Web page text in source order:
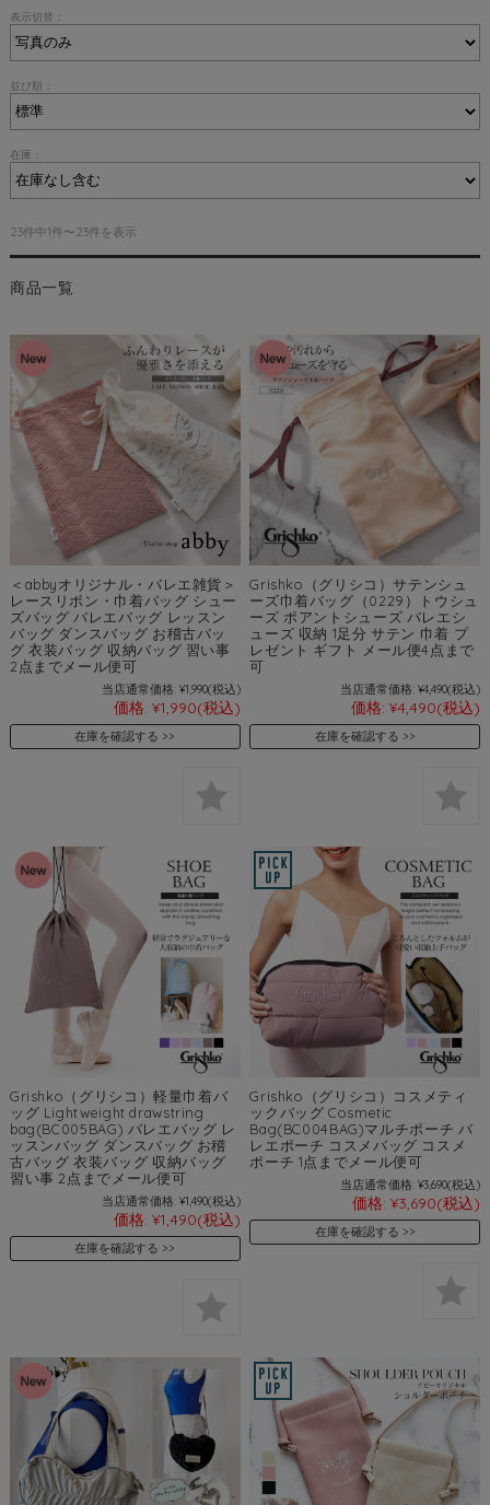
表示切替：
並び順：
在庫：
23件中1件〜23件を表示
商品一覧
＜abbyオリジナル・バレエ雑貨＞
レースリボン・巾着バッグ シュー
ズバッグ バレエバッグ レッスン
バッグ ダンスバッグ お稽古バッ
グ 衣装バッグ 収納バッグ 習い事
2点までメール便可
当店通常価格: ¥1,990(税込)
価格: ¥1,990(税込)
在庫を確認する
Grishko（グリシコ）サテンシュ
ーズ巾着バッグ（0229）トウシュ
ーズ ポアントシューズ バレエシ
ューズ 収納 1足分 サテン 巾着 プ
レゼント ギフト メール便4点まで
可
当店通常価格: ¥4,490(税込)
価格: ¥4,490(税込)
在庫を確認する
Grishko（グリシコ）軽量巾着バ
ッグ Lightweight drawstring
bag(BC005BAG) バレエバッグ レ
ッスンバッグ ダンスバッグ お稽
古バッグ 衣装バッグ 収納バッグ
習い事 2点までメール便可
当店通常価格: ¥1,490(税込)
価格: ¥1,490(税込)
在庫を確認する
Grishko（グリシコ）コスメティ
ックバッグ Cosmetic
Bag(BC004BAG)マルチポーチ バ
レエポーチ コスメバッグ コスメ
ポーチ 1点までメール便可
当店通常価格: ¥3,690(税込)
価格: ¥3,690(税込)
在庫を確認する